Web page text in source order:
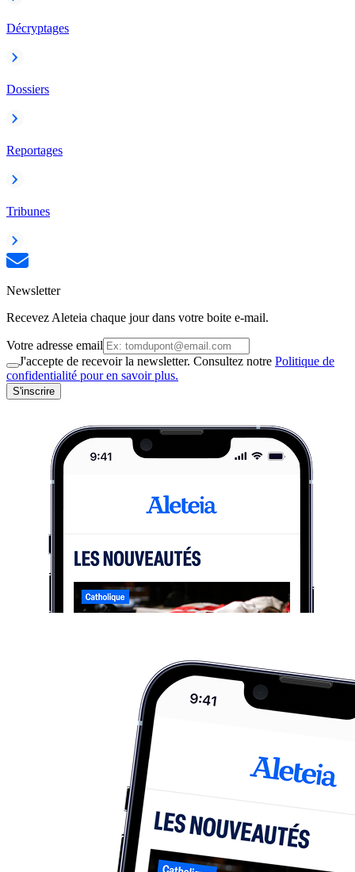
Décryptages
Dossiers
Reportages
Tribunes
Newsletter
Recevez Aleteia chaque jour dans votre boite e-mail.
Votre adresse email
J'accepte de recevoir la newsletter. Consultez notre Politique de
confidentialité pour en savoir plus.
S'inscrire